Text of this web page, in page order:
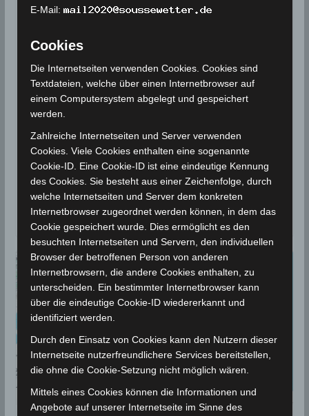
WETTERWARNUNG
Warnung 26. Aug 2024:
Starkwind im Westen und
Südwesten
Gafsa,Gewitter,Hagel,INM,Sidi Bouzid ,Starkregen,
Starkwind, Wetterwarnung
In den Regionen des mittleren Westens und des
Südwestens werden ab Montagnachmittag, den 26.
Aug 2024, Gewitterzellen mit Regen erwartet,
E-Mail:
Cookies
Die Internetseiten verwenden Cookies. Cookies sind
Textdateien, welche über einen Internetbrowser auf
einem Computersystem abgelegt und gespeichert
werden.
Zahlreiche Internetseiten und Server verwenden
Cookies. Viele Cookies enthalten eine sogenannte
Cookie-ID. Eine Cookie-ID ist eine eindeutige Kennung
des Cookies. Sie besteht aus einer Zeichenfolge, durch
welche Internetseiten und Server dem konkreten
Internetbrowser zugeordnet werden können, in dem das
Cookie gespeichert wurde. Dies ermöglicht es den
besuchten Internetseiten und Servern, den individuellen
Browser der betroffenen Person von anderen
Internetbrowsern, die andere Cookies enthalten, zu
unterscheiden. Ein bestimmter Internetbrowser kann
über die eindeutige Cookie-ID wiedererkannt und
identifiziert werden.
Durch den Einsatz von Cookies kann den Nutzern dieser
Internetseite nutzerfreundlichere Services bereitstellen,
die ohne die Cookie-Setzung nicht möglich wären.
Mittels eines Cookies können die Informationen und
Angebote auf unserer Internetseite im Sinne des